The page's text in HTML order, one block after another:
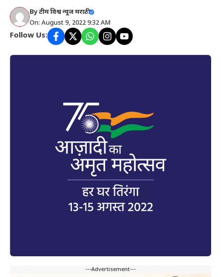
Byटीम विश्व न्यूज मराठी
On: August 9, 2022 9:32 AM
Follow Us:
---Advertisement---